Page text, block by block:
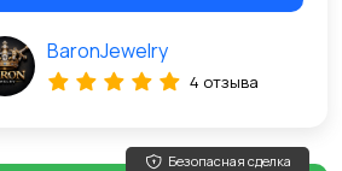
BaronJewelry
4 отзыва
Безопасная сделка